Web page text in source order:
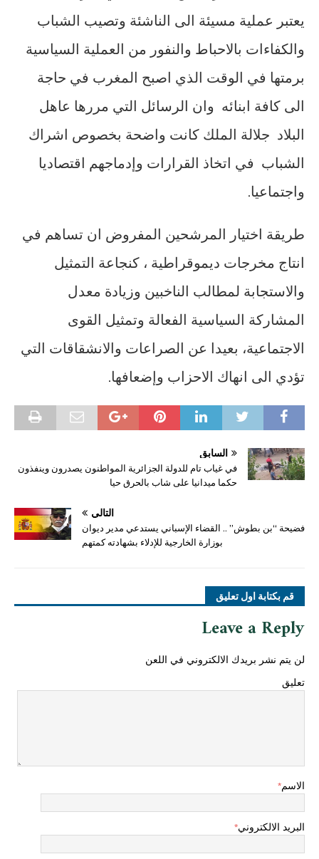
يعتبر عملية مسيئة الى الناشئة وتصيب الشباب
والكفاءات بالاحباط والنفور من العملية السياسية
برمتها في الوقت الذي اصبح المغرب في حاجة
الى كافة ابنائه وان الرسائل التي مررها عاهل
البلاد جلالة الملك كانت واضحة بخصوص اشراك
الشباب في اتخاذ القرارات وإدماجهم اقتصاديا
واجتماعيا.
طريقة اختيار المرشحين المفروض ان تساهم في
انتاج مخرجات ديموقراطية ، كنجاعة التمثيل
والاستجابة لمطالب الناخبين وزيادة معدل
المشاركة السياسية الفعالة وتمثيل القوى
الاجتماعية، بعيدا عن الصراعات والانشقاقات التي
تؤدي الى انهاك الاحزاب وإضعافها.
السابق
في غياب تام للدولة الجزائرية المواطنون يصدرون وينفذون
حكما ميدانيا على شاب بالحرق حيا
التالي
فضيحة “بن بطوش” .. القضاء الإسباني يستدعي مدير ديوان
بوزارة الخارجية للإدلاء بشهادته كمتهم
قم بكتابة اول تعليق
Leave a Reply
لن يتم نشر بريدك الالكتروني في اللعن
تعليق
الاسم*
البريد الالكتروني*